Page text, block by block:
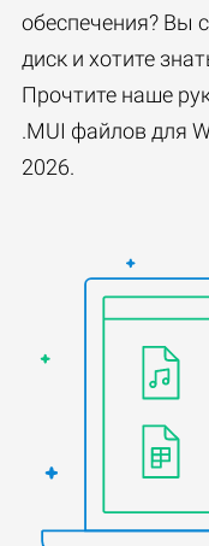
обеспечения? Вы
диск и хотите
Прочтите наше
.MUI файлов для
2026.